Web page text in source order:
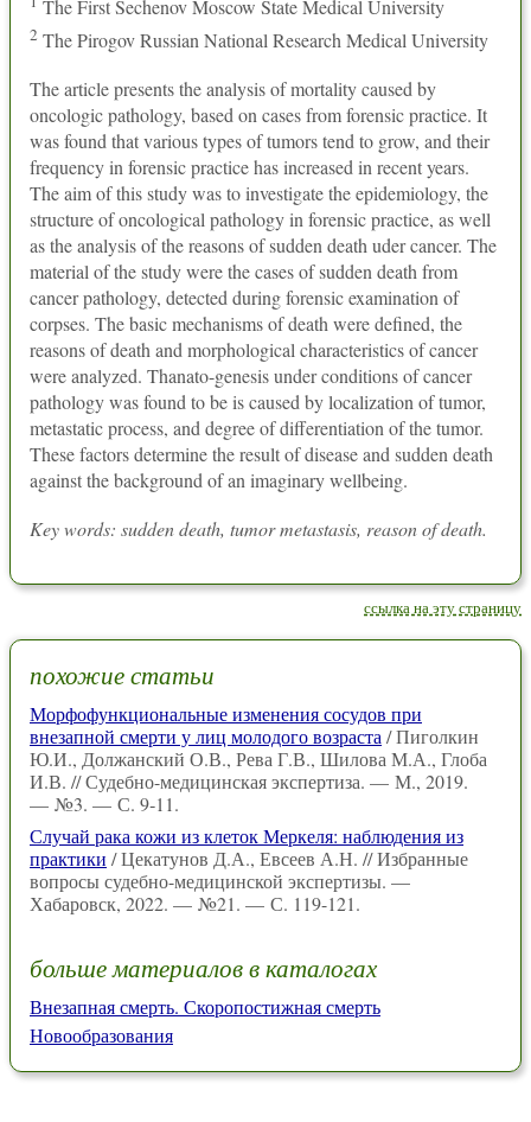
The First Sechenov Moscow State Medical University
2 The Pirogov Russian National Research Medical University
The article presents the analysis of mortality caused by
oncologic pathology, based on cases from forensic practice. It
was found that various types of tumors tend to grow, and their
frequency in forensic practice has increased in recent years.
The aim of this study was to investigate the epidemiology, the
structure of oncological pathology in forensic practice, as well
as the analysis of the reasons of sudden death uder cancer. The
material of the study were the cases of sudden death from
cancer pathology, detected during forensic examination of
corpses. The basic mechanisms of death were defined, the
reasons of death and morphological characteristics of cancer
were analyzed. Thanato-genesis under conditions of cancer
pathology was found to be is caused by localization of tumor,
metastatic process, and degree of differentiation of the tumor.
These factors determine the result of disease and sudden death
against the background of an imaginary wellbeing.
Key words: sudden death, tumor metastasis, reason of death.
ссылка на эту страницу
похожие статьи
Морфофункциональные изменения сосудов при
внезапной смерти у лиц молодого возраста/ Пиголкин
Ю.И., Должанский О.В., Рева Г.В., Шилова М.А., Глоба
И.В. // Судебно-медицинская экспертиза. — М., 2019.
— №3. — С. 9‑11.
Случай рака кожи из клеток Меркеля: наблюдения из
практики / Цекатунов Д.А., Евсеев А.Н. // Избранные
вопросы судебно-медицинской экспертизы. —
Хабаровск, 2022. — №21. — С. 119-121.
больше материалов в каталогах
Внезапная смерть. Скоропостижная смерть
Новообразования